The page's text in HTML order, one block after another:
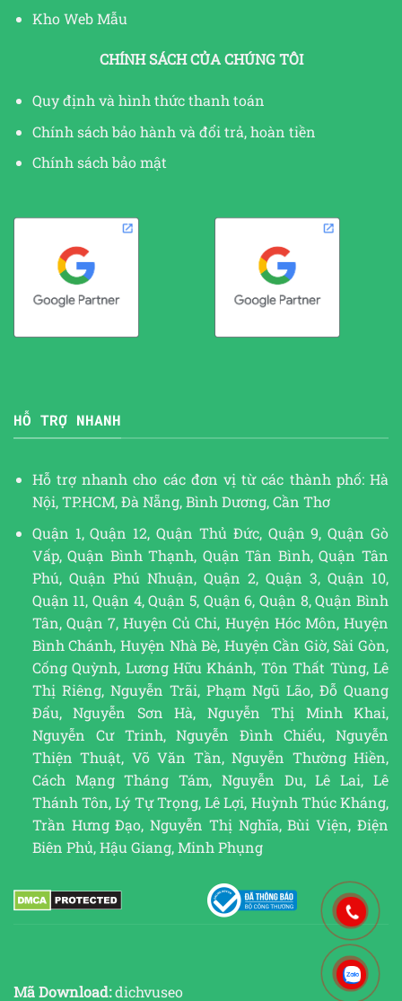
Kho Web Mẫu
CHÍNH SÁCH CỦA CHÚNG TÔI
Quy định và hình thức thanh toán
Chính sách bảo hành và đổi trả, hoàn tiền
Chính sách bảo mật
HỖ TRỢ NHANH
Hỗ trợ nhanh cho các đơn vị từ các thành phố: Hà
Nội, TP.HCM, Đà Nẵng, Bình Dương, Cần Thơ
Quận 1, Quận 12, Quận Thủ Đức, Quận 9, Quận Gò
Vấp, Quận Bình Thạnh, Quận Tân Bình, Quận Tân
Phú, Quận Phú Nhuận, Quận 2, Quận 3, Quận 10,
Quận 11, Quận 4, Quận 5, Quận 6, Quận 8, Quận Bình
Tân, Quận 7, Huyện Củ Chi, Huyện Hóc Môn, Huyện
Bình Chánh, Huyện Nhà Bè, Huyện Cần Giờ, Sài Gòn,
Cống Quỳnh, Lương Hữu Khánh, Tôn Thất Tùng, Lê
Thị Riêng, Nguyễn Trãi, Phạm Ngũ Lão, Đỗ Quang
Đẩu, Nguyễn Sơn Hà, Nguyễn Thị Minh Khai,
Nguyễn Cư Trinh, Nguyễn Đình Chiểu, Nguyễn
Thiện Thuật, Võ Văn Tần, Nguyễn Thường Hiền,
Cách Mạng Tháng Tám, Nguyễn Du, Lê Lai, Lê
Thánh Tôn, Lý Tự Trọng, Lê Lợi, Huỳnh Thúc Kháng,
Trần Hưng Đạo, Nguyễn Thị Nghĩa, Bùi Viện, Điện
Biên Phủ, Hậu Giang, Minh Phụng
Mã Download:dichvuseo